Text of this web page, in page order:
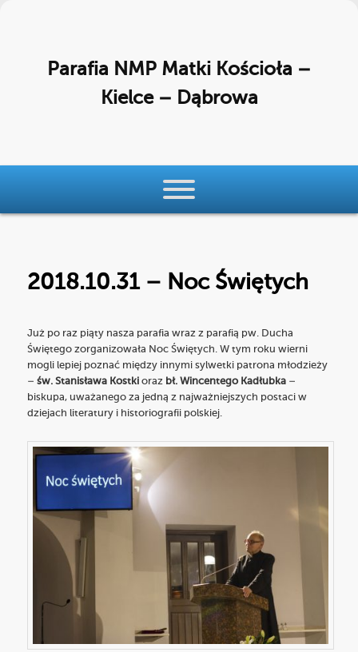
Parafia NMP Matki Kościoła –
Kielce – Dąbrowa
2018.10.31 – Noc Świętych
Już po raz piąty nasza parafia wraz z parafią pw. Ducha
Świętego zorganizowała Noc Świętych. W tym roku wierni
mogli lepiej poznać między innymi sylwetki patrona młodzieży
–św. Stanisława Kostki oraz bł. Wincentego Kadłubka –
biskupa, uważanego za jedną z najważniejszych postaci w
dziejach literatury i historiografii polskiej.